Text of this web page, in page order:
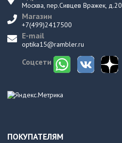
Москва, пер.Сивцев Вражек, д.20
Магазин
+7(499)2417500
E-mail
optika15@rambler.ru
Соцсети
ПОКУПАТЕЛЯМ